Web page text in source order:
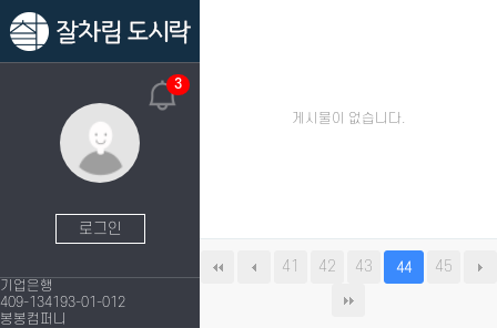
3
로그인
기업은행
409-134193-01-012
봉봉컴퍼니
게시물이 없습니다.
41 42 43 44 45